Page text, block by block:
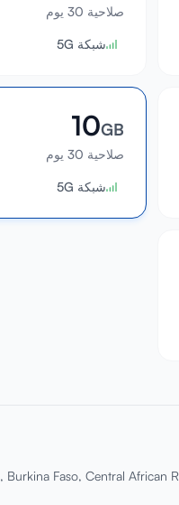
صلاحية 30 يوم
شبكة 5G
10GB
صلاحية 30 يوم
شبكة 5G